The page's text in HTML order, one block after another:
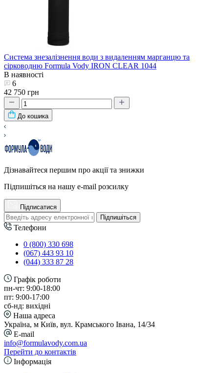
Система знезалізнення води з видаленням марганцю та
сірководню Formula Vody IRON CLEAR 1044
В наявності
6
42 750 грн
До кошика
Дізнавайтеся першим про акції та знижки
Підпишіться на нашу e-mail розсилку
Підписатися
Підпишіться
Телефони
0 (800) 330 698
(067) 443 93 10
(044) 333 87 28
Графік роботи
пн-чт: 9:00-18:00
пт: 9:00-17:00
сб-нд: вихідні
Наша адреса
Україна, м Київ, вул. Крамського Івана, 14/34
E-mail
info@formulavody.com.ua
Перейти до контактів
Інформація